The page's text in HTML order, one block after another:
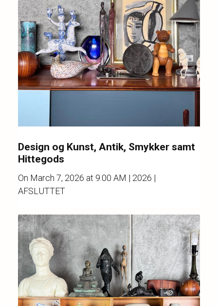
Design og Kunst, Antik, Smykker samt
Hittegods
On March 7, 2026 at 9.00 AM | 2026 |
AFSLUTTET